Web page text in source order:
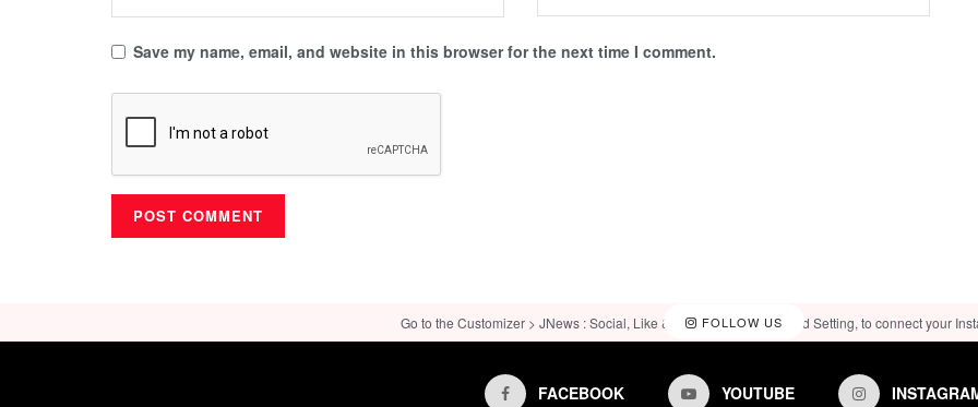
Save my name, email, and website in this browser for the next time I comment.
FOLLOW US
Go to the Customizer > JNews : Social, Like & View > Instagram Feed Setting, to connect your
FACEBOOK YOUTUBE